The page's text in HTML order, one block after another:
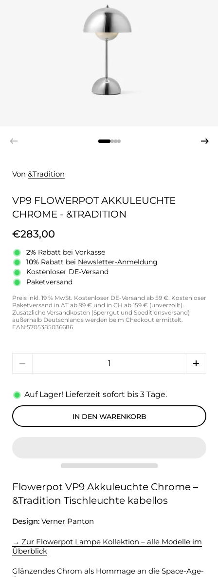
Von &Tradition
VP9 FLOWERPOT AKKULEUCHTE
CHROME - &TRADITION
€283,00
2% Rabatt bei Vorkasse
10% Rabatt bei Newsletter-Anmeldung
Kostenloser DE-Versand
Paketversand
Preis inkl. 19 % MwSt. Kostenloser DE-Versand ab 59 €. Kostenloser
Paketversand in AT ab 99 € und in CH ab 159 € (unverzollt).
Zusätzliche Versandkosten (Sperrgut und Speditionsversand)
außerhalb Deutschlands werden beim Checkout ermittelt.
EAN:5705385036686
Auf Lager! Lieferzeit sofort bis 3 Tage.
IN DEN WARENKORB
Flowerpot VP9 Akkuleuchte Chrome –
&Tradition Tischleuchte kabellos
Design: Verner Panton
→ Zur Flowerpot Lampe Kollektion – alle Modelle im
Überblick
Glänzendes Chrom als Hommage an die Space-Age-